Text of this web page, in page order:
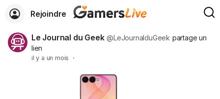
Rejoindre
Le Journal du Geek @LeJournalduGeek partage un
lien
il y a un mois ·